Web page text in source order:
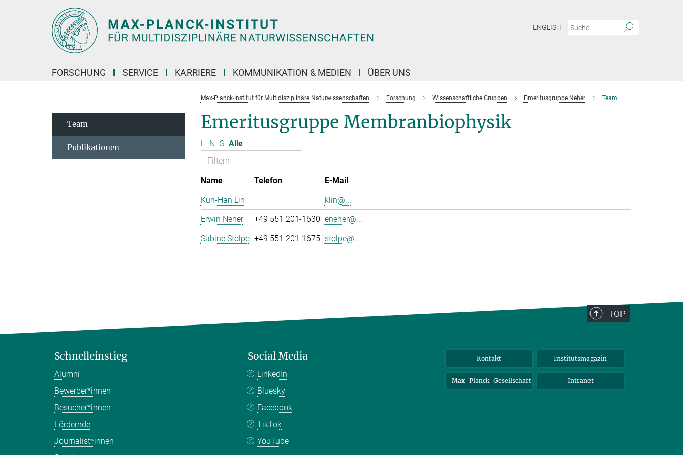
ENGLISH
FORSCHUNG SERVICE KARRIERE KOMMUNIKATION & MEDIEN ÜBER UNS
Max-Planck-Institut für Multidisziplinäre Naturwissenschaften Forschung Wissenschaftliche Gruppen Emeritusgruppe Neher Team
Emeritusgruppe Membranbiophysik
L N S Alle
Name Telefon
E-Mail
Kun-Han Lin
klin@...
Erwin Neher
+49 551 201-1630 eneher@...
Sabine Stolpe +49 551 201-1675 stolpe@...
Team
Publikationen
TOP
Schnelleinstieg
Alumni
Bewerber*innen
Besucher*innen
Fördernde
Journalist*innen
Social Media
LinkedIn
Bluesky
Facebook
TikTok
YouTube
Kontakt Institutsmagazin
Max-Planck-Gesellschaft Intranet